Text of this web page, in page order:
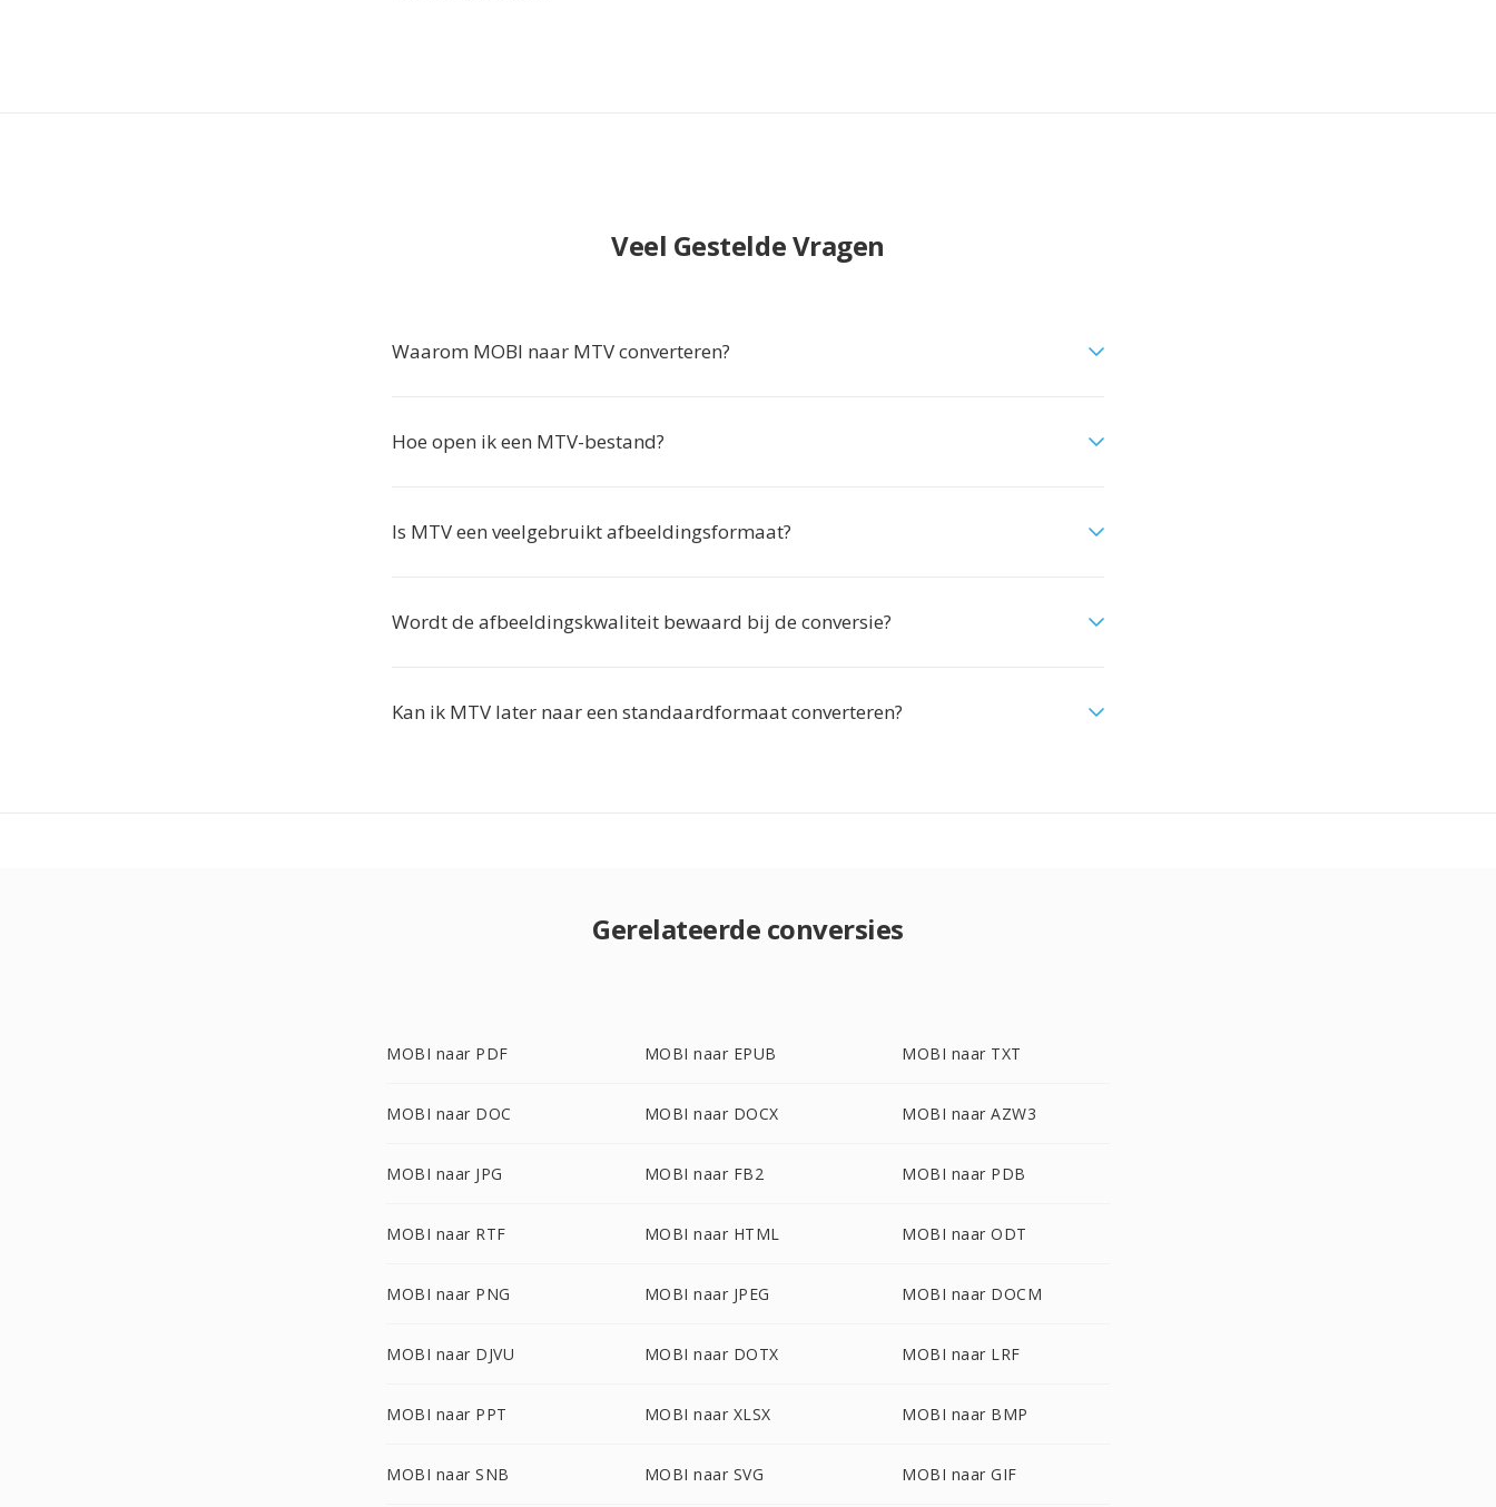
Veel Gestelde Vragen
Waarom MOBI naar MTV converteren?
Hoe open ik een MTV-bestand?
Is MTV een veelgebruikt afbeeldingsformaat?
Wordt de afbeeldingskwaliteit bewaard bij de conversie?
Kan ik MTV later naar een standaardformaat converteren?
Gerelateerde conversies
MOBI naar PDF MOBI naar EPUB MOBI naar TXT
MOBI naar DOC MOBI naar DOCX MOBI naar AZW3
MOBI naar JPG MOBI naar FB2 MOBI naar PDB
MOBI naar RTF MOBI naar HTML MOBI naar ODT
MOBI naar PNG MOBI naar JPEG MOBI naar DOCM
MOBI naar DJVU MOBI naar DOTX MOBI naar LRF
MOBI naar PPT MOBI naar XLSX MOBI naar BMP
MOBI naar SNB MOBI naar SVG MOBI naar GIF